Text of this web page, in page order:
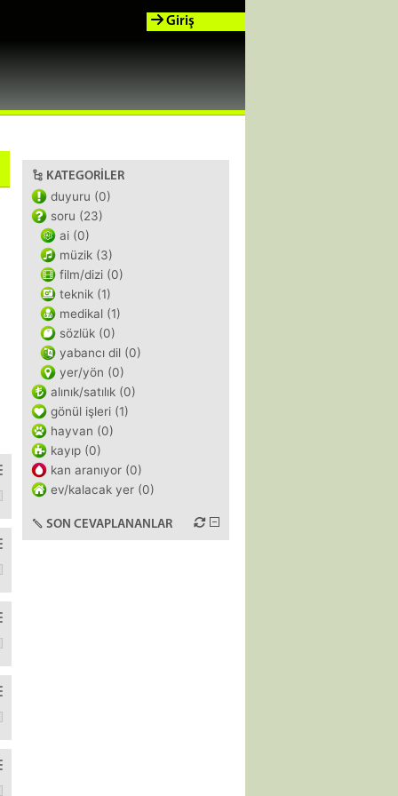
Giriş
şeyler bozulmuş mu demek
konvektör ısıtıcı almıştım diğer eski tip fanlı veya ufo
öneriniz var mı
apple hesabıma iki aygıt da kayıtlı. ben eski sattığım
e devlete girdiğimde hala bir şey çıkmıyor yani 2026 bedelli
KATEGORILER
duyuru (0)
soru (23)
ai (0)
müzik (3)
film/dizi (0)
teknik (1)
medikal (1)
sözlük (0)
yabancı dil (0)
yer/yön (0)
alınık/satılık (0)
gönül işleri (1)
hayvan (0)
kayıp (0)
kan aranıyor (0)
ev/kalacak yer (0)
SON CEVAPLANANLAR